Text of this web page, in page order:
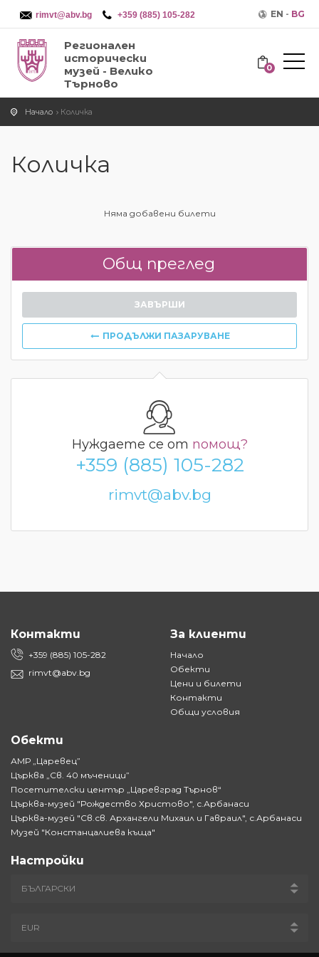
rimvt@abv.bg +359 (885) 105-282 EN - BG
Регионален
исторически
музей - Велико
Търново
0
Начало Количка
Количка
Няма добавени билети
Общ преглед
ЗАВЪРШИ
ПРОДЪЛЖИ ПАЗАРУВАНЕ
Нуждаете се от помощ?
+359 (885) 105-282
rimvt@abv.bg
Контакти
+359 (885) 105-282
rimvt@abv.bg
За клиенти
Начало
Обекти
Цени и билети
Контакти
Общи условия
Обекти
АМР „Царевец”
Църква „Св. 40 мъченици”
Посетителски център „Царевград Търнов“
Църква-музей "Рождество Христово", с.Арбанаси
Църква-музей "Св.св. Архангели Михаил и Гавраил", с.Арбанаси
Музей "Констанцалиева къща"
Настройки